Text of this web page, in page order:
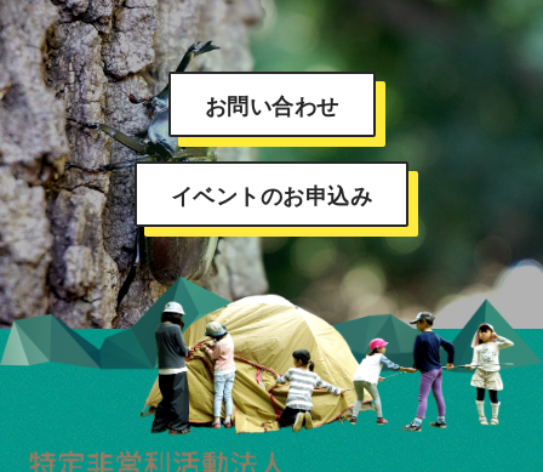
お問い合わせ
イベントのお申込み